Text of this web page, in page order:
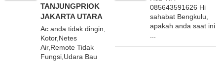
TANJUNGPRIOK
JAKARTA UTARA
Ac anda tidak dingin,
Kotor,Netes
Air,Remote Tidak
Fungsi,Udara Bau
085643591626 Hi
sahabat Bengkulu,
apakah anda saat ini